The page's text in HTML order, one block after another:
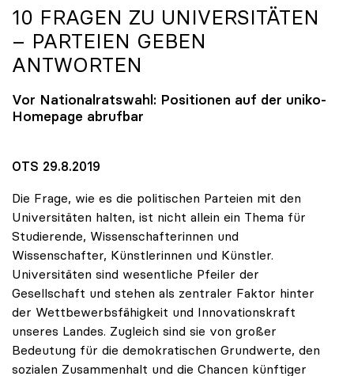
10 FRAGEN ZU UNIVERSITÄTEN
– PARTEIEN GEBEN
ANTWORTEN
Vor Nationalratswahl: Positionen auf der uniko-
Homepage abrufbar
OTS 29.8.2019
Die Frage, wie es die politischen Parteien mit den
Universitäten halten, ist nicht allein ein Thema für
Studierende, Wissenschafterinnen und
Wissenschafter, Künstlerinnen und Künstler.
Universitäten sind wesentliche Pfeiler der
Gesellschaft und stehen als zentraler Faktor hinter
der Wettbewerbsfähigkeit und Innovationskraft
unseres Landes. Zugleich sind sie von großer
Bedeutung für die demokratischen Grundwerte, den
sozialen Zusammenhalt und die Chancen künftiger